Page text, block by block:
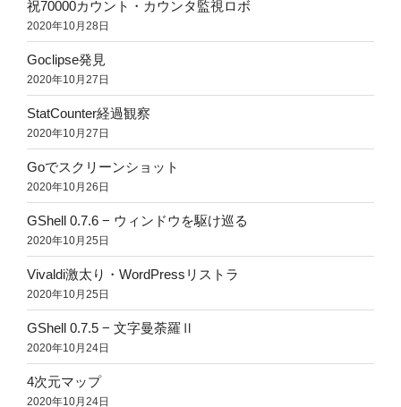
祝70000カウント・カウンタ監視ロボ
2020年10月28日
Goclipse発見
2020年10月27日
StatCounter経過観察
2020年10月27日
Goでスクリーンショット
2020年10月26日
GShell 0.7.6 − ウィンドウを駆け巡る
2020年10月25日
Vivaldi激太り・WordPressリストラ
2020年10月25日
GShell 0.7.5 − 文字曼荼羅Ⅱ
2020年10月24日
4次元マップ
2020年10月24日